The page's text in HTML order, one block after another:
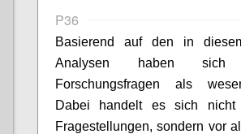
P36
Basierend auf den in
Analysen haben sich
Forschungsfragen als
Dabei handelt es sich
Fragestellungen, sondern vor